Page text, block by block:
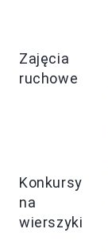
Zajęcia
ruchowe
Konkursy
na
wierszyki